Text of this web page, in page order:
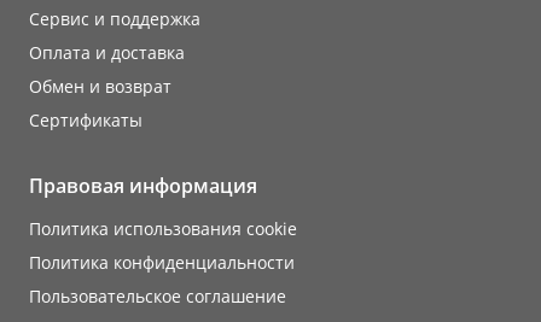
Сервис и поддержка
Оплата и доставка
Обмен и возврат
Сертификаты
Правовая информация
Политика использования cookie
Политика конфиденциальности
Пользовательское соглашение